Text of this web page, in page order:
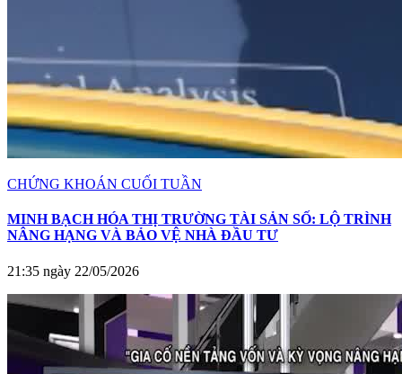
CHỨNG KHOÁN CUỐI TUẦN
MINH BẠCH HÓA THỊ TRƯỜNG TÀI SẢN SỐ: LỘ TRÌNH
NÂNG HẠNG VÀ BẢO VỆ NHÀ ĐẦU TƯ
21:35 ngày 22/05/2026